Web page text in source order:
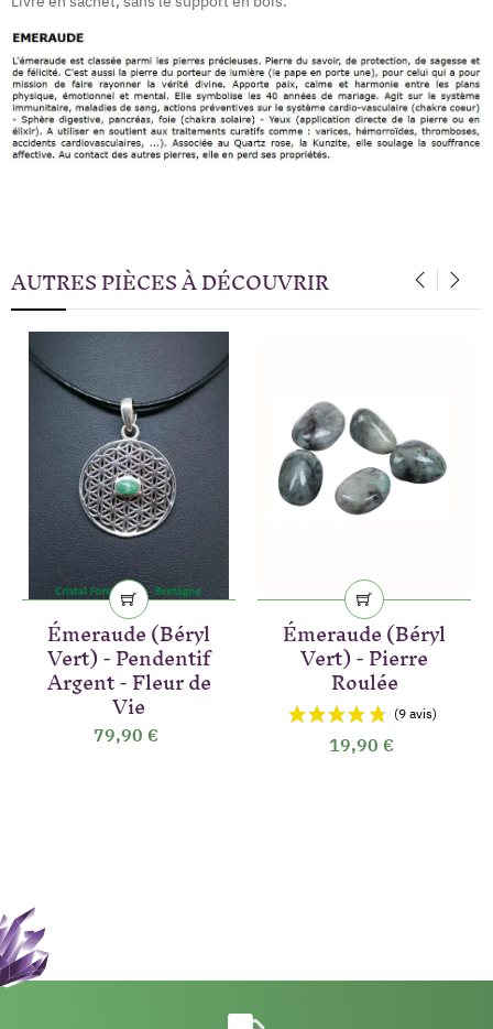
AUTRES PIÈCES À DÉCOUVRIR
Émeraude (Béryl
Vert) - Pendentif
Argent - Fleur de
Vie
79,90 €
Émeraude (Béryl
Vert) - Pierre
Roulée
19,90 €